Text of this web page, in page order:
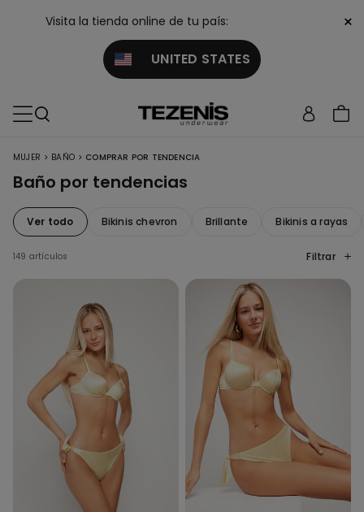
Visita la tienda online de tu país:
UNITED STATES
×
MUJER > BAÑO > COMPRAR POR TENDENCIA
Baño por tendencias
Ver todo Bikinis chevron Brillante Bikinis a rayas
149 artículos Filtrar